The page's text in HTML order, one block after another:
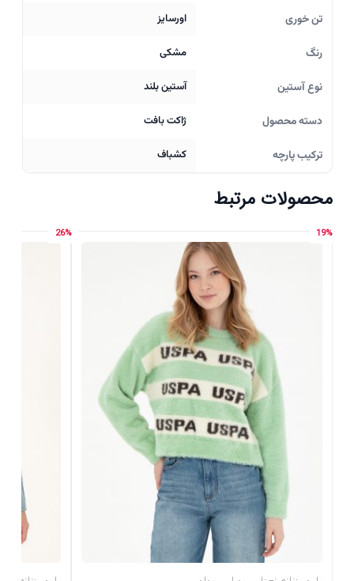
تن خوری اورسایز
رنگ مشکی
نوع آستین آستین بلند
دسته محصول ژاکت بافت
ترکیب پارچه کشباف
محصولات مرتبط
19%
26%